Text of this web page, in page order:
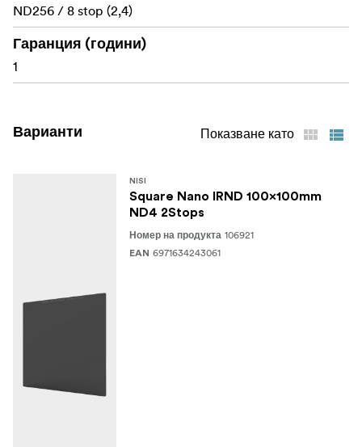
ND256 / 8 stop (2,4)
Гаранция (години)
1
Варианти Показване като
NISI
Square Nano IRND 100x100mm
ND4 2Stops
Номер на продукта 106921
EAN 6971634243061